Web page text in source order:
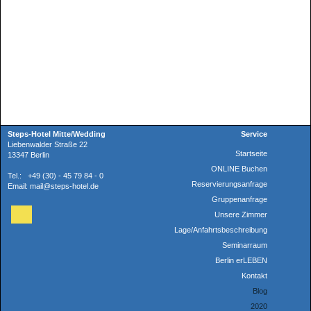
Steps-Hotel Mitte/Wedding
Liebenwalder Straße 22
13347 Berlin
Tel.: +49 (30) - 45 79 84 - 0
Email: mail@steps-hotel.de
Service
Startseite
ONLINE Buchen
Reservierungsanfrage
Gruppenanfrage
Unsere Zimmer
Lage/Anfahrtsbeschreibung
Seminarraum
Berlin erLEBEN
Kontakt
Blog
2020